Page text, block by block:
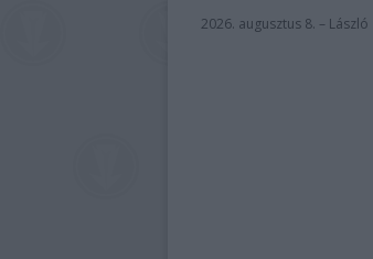
2026. augusztus 8. – László